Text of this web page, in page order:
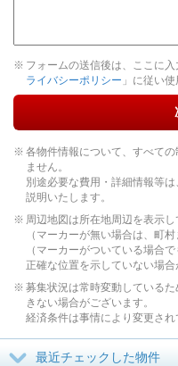
フォームの送信後は、ここに
ライバシーポリシー 」に従い使
各物件情報について、すべて
ません。
別途必要な費用・詳細情報等
説明いたします。
周辺地図は所在地周辺を表示し
（マーカーが無い場合は、町
（マーカーがついている場合
正確な位置を示していない場合
募集状況は常時変動している
きない場合がございます。
経済条件は事情により変更され
最近チェックした物件